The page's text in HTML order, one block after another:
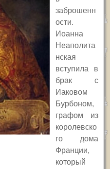
заброшенн
ости.
Иоанна
Неаполита
нская
вступила в
брак с
Иаковом
Бурбоном,
графом из
королевско
го дома
Франции,
который